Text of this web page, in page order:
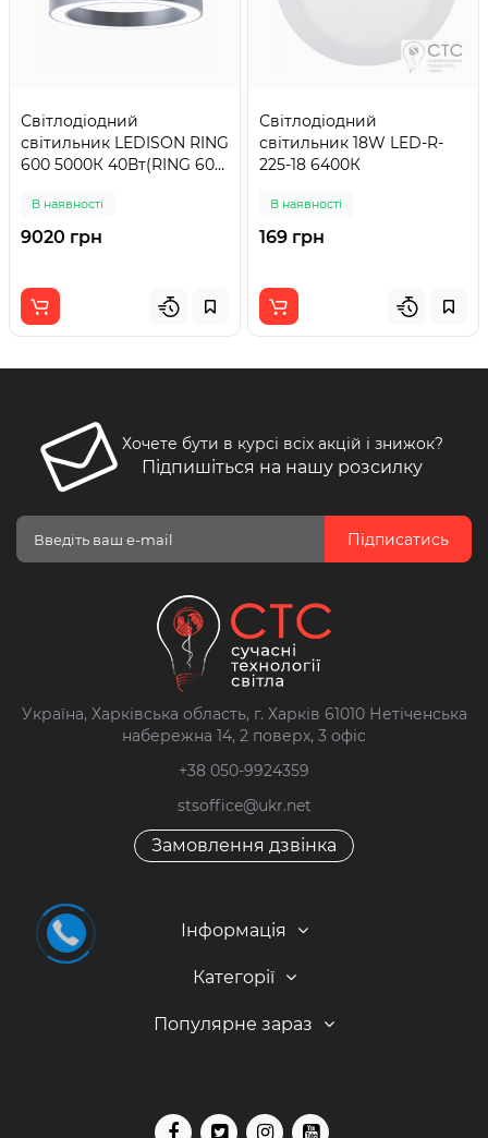
Світлодіодний
світильник LEDISON RING
600 5000К 40Вт(RING 600
В наявності
9020 грн
Світлодіодний
світильник 18W LED-R-
225-18 6400К
В наявності
169 грн
Хочете бути в курсі всіх акцій і знижок?
Підпишіться на нашу розсилку
Підписатись
Україна, Харківська область, г. Харків 61010 Нетіченська
набережна 14, 2 поверх, 3 офіс
+38 050-9924359
stsoffice@ukr.net
Замовлення дзвінка
Інформація
Категорії
Популярне зараз